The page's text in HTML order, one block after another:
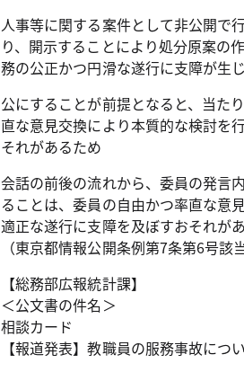
人事等に関する案件として非公開で
り、開示することにより処分原案の
務の公正かつ円滑な遂行に支障が生
公にすることが前提となると、当た
直な意見交換により本質的な検討を
それがあるため
会話の前後の流れから、委員の発言
ることは、委員の自由かつ率直な意
適正な遂行に支障を及ぼすおそれが
（東京都情報公開条例第7条第6号該
【総務部広報統計課】
＜公文書の件名＞
相談カード
【報道発表】教職員の服務事故に